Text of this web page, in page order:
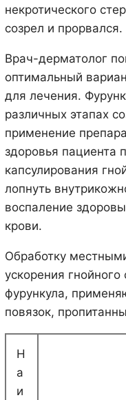
некротического
созрел и прорвался.
Врач-дерматолог
оптимальный
для лечения.
различных этапах
применение
здоровья пациента
капсулирования
лопнуть
воспаление
крови.
Обработку
ускорения
фурункула,
повязок,
Н
а
и